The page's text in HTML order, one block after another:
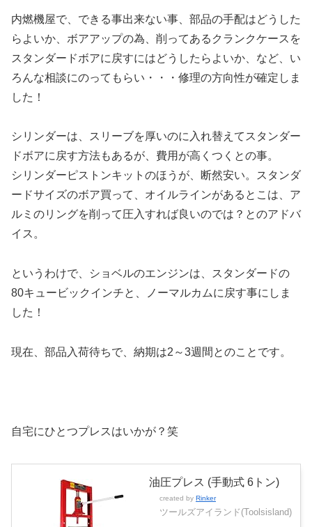
内燃機屋で、できる事出来ない事、部品の手配はどうした
らよいか、ボアアップの為、削ってあるクランクケースを
スタンダードボアに戻すにはどうしたらよいか、など、い
ろんな相談にのってもらい・・・修理の方向性が確定しま
した！
シリンダーは、スリーブを厚いのに入れ替えてスタンダー
ドボアに戻す方法もあるが、費用が高くつくとの事。
シリンダーピストンキットのほうが、断然安い。スタンダ
ードサイズのボア買って、オイルラインがあるとこは、ア
ルミのリングを削って圧入すれば良いのでは？とのアドバ
イス。
というわけで、ショベルのエンジンは、スタンダードの
80キュービックインチと、ノーマルカムに戻す事にしま
した！
現在、部品入荷待ちで、納期は2～3週間とのことです。
自宅にひとつプレスはいかが？笑
油圧プレス (手動式 6トン)
created by Rinker
ツールズアイランド(Toolsisland)